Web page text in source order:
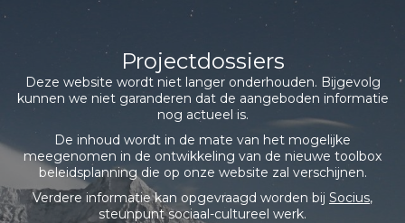
Projectdossiers
Deze website wordt niet langer onderhouden. Bijgevolg
kunnen we niet garanderen dat de aangeboden informatie
nog actueel is.
De inhoud wordt in de mate van het mogelijke
meegenomen in de ontwikkeling van de nieuwe toolbox
beleidsplanning die op onze website zal verschijnen.
Verdere informatie kan opgevraagd worden bij Socius,
steunpunt sociaal-cultureel werk.